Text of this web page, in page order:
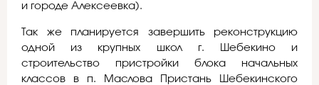
и городе Алексеевка).
Так же планируется завершить реконструкцию
одной из крупных школ г. Шебекино и
строительство пристройки блока начальных
классов в п. Маслова Пристань Шебекинского